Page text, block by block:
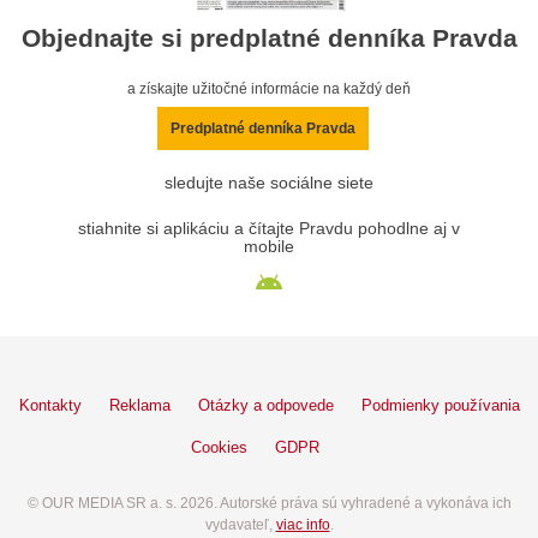
Objednajte si predplatné denníka Pravda
a získajte užitočné informácie na každý deň
Predplatné denníka Pravda
sledujte naše sociálne siete
stiahnite si aplikáciu a čítajte Pravdu pohodlne aj v
mobile
Kontakty Reklama Otázky a odpovede Podmienky používania
Cookies GDPR
© OUR MEDIA SR a. s. 2026. Autorské práva sú vyhradené a vykonáva ich
vydavateľ, viac info.